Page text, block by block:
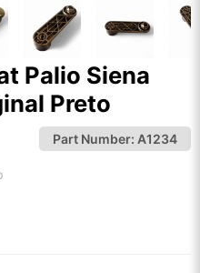
Palio Siena
Preto
Part Number: A1234